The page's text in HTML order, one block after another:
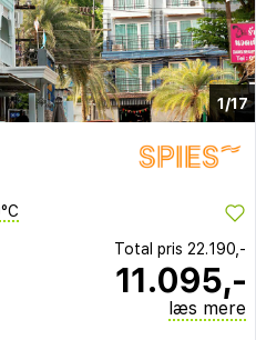
1/17
Total pris 22.190,-
11.095,-
læs mere